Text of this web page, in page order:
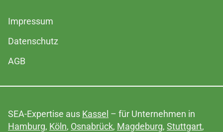
Impressum
Datenschutz
AGB
SEA-Expertise aus Kassel – für Unternehmen in
Hamburg, Köln, Osnabrück, Magdeburg, Stuttgart,